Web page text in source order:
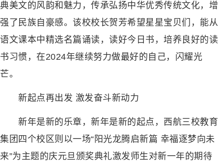
典美文的风韵和魅力，传承弘扬中华优秀传统文化，增
强了民族自豪感。该校校长贺芳希望星星宝贝们，能从
语文课本中精选名篇诵读，读好今日书，培养良好的读
书习惯，在2024年继续努力做最好的自己，闪耀光
芒。
新起点再出发 激发奋斗新动力
新年是新的乐章，新年是新的起点，西航三校教育
集团四个校区则以一场“阳光龙腾启新篇 幸福逐梦向未
来”为主题的庆元旦颁奖典礼激发师生对新一年的期待